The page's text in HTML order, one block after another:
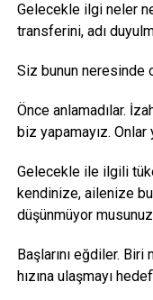
Gelecekle ilgi neler
transferini, adı
Siz bunun neresinde
Önce anlamadılar.
biz yapamayız. Onlar
Gelecekle ile ilgili
kendinize, ailenize
düşünmüyor
Başlarını eğdiler. Biri
hızına ulaşmayı